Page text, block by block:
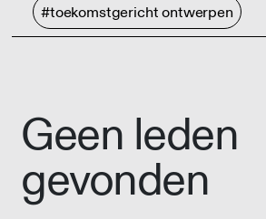
#toekomstgericht ontwerpen
Geen leden
gevonden